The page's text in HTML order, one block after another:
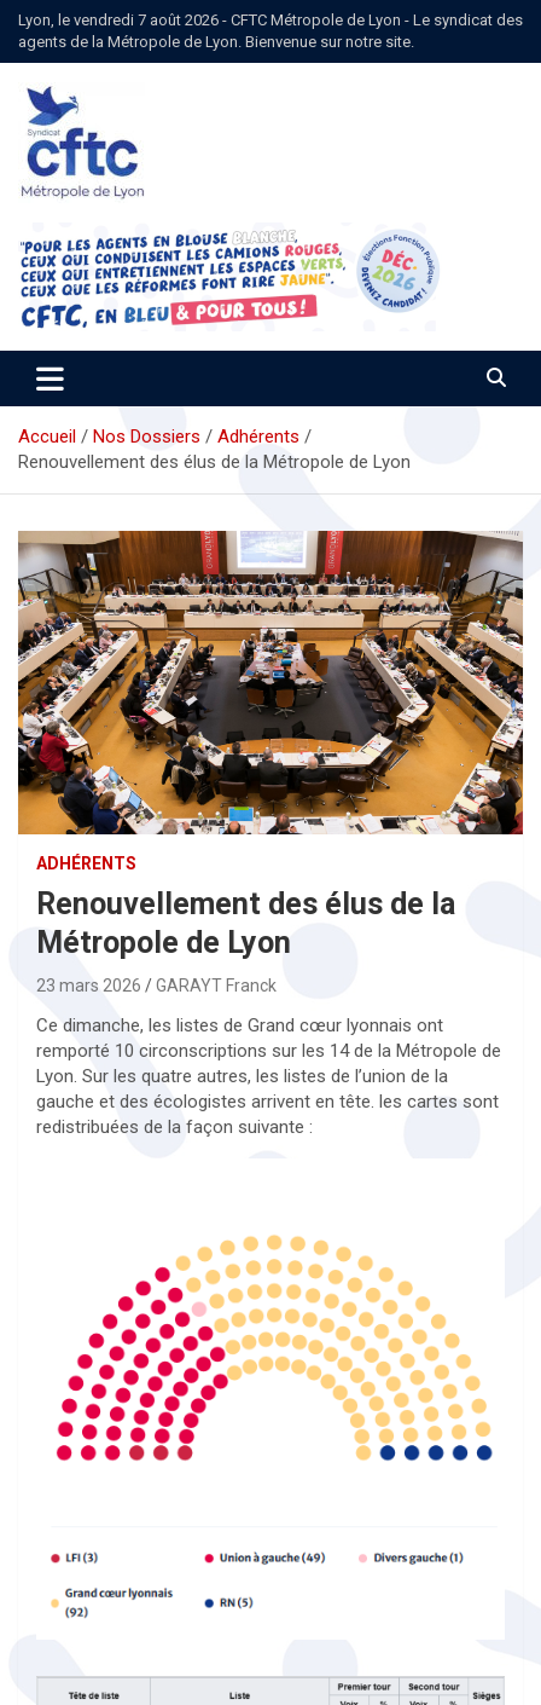
Aller
contenu
Lyon, le vendredi 7 août 2026 - CFTC Métropole de Lyon - Le syndicat des
agents de la Métropole de Lyon. Bienvenue sur notre site.
Syndicat CFTC Métropole de
Lyon
Accueil Nos Dossiers
Adhérents
Renouvellement des élus de la Métropole de Lyon
ADHÉRENTS
Renouvellement des élus de la
Métropole de Lyon
23 mars 2026 GARAYT Franck
Ce dimanche, les listes de Grand cœur lyonnais ont
remporté 10 circonscriptions sur les 14 de la Métropole de
Lyon. Sur les quatre autres, les listes de l’union de la
gauche et des écologistes arrivent en tête. les cartes sont
redistribuées de la façon suivante :